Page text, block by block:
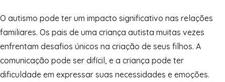
O autismo pode ter um impacto significativo nas relações
familiares. Os pais de uma criança autista muitas vezes
enfrentam desafios únicos na criação de seus filhos. A
comunicação pode ser difícil, e a criança pode ter
dificuldade em expressar suas necessidades e emoções.